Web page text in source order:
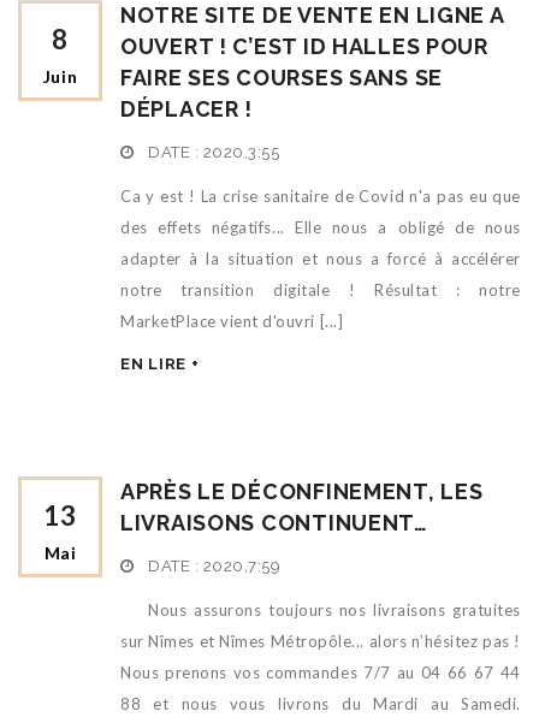
8
Juin
NOTRE SITE DE VENTE EN LIGNE A
OUVERT ! C’EST ID HALLES POUR
FAIRE SES COURSES SANS SE
DÉPLACER !
DATE : 2020,3:55
Ca y est ! La crise sanitaire de Covid n'a pas eu que
des effets négatifs... Elle nous a obligé de nous
adapter à la situation et nous a forcé à accélérer
notre transition digitale ! Résultat : notre
MarketPlace vient d'ouvri [...]
EN LIRE +
13
Mai
APRÈS LE DÉCONFINEMENT, LES
LIVRAISONS CONTINUENT…
DATE : 2020,7:59
Nous assurons toujours nos livraisons gratuites
sur Nîmes et Nîmes Métropôle... alors n’hésitez pas !
Nous prenons vos commandes 7/7 au 04 66 67 44
88 et nous vous livrons du Mardi au Samedi.